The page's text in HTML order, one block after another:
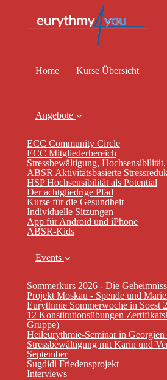
Home Kurse Übersicht
Angebote
ECC Community Circle
ECC Mitgliederbereich
Stressbewältigung,
ABSR Aktivitätsbasierte
HSP Hochsensibilität als Potential
Der achtgliedrige Pfad
Kurse für die Gesundheit
Individuelle Sitzungen
App für Android und iPhone
ABSR-Kids
Events
Sommerkurs 2026 - Die
Projekt Moskau - Spende und
Eurythmie Sommerwoche in Soest
12 Konstitutionsübungen
Gruppe)
Heileurythmie-Seminar in
Stressbewältigung mit Karin und
September
Sugdidi Friedensprojekt
Interviews